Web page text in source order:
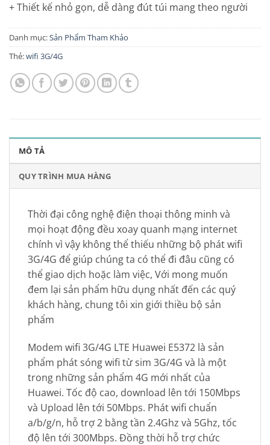
+ Thiết kế nhỏ gọn, dễ dàng đút túi mang theo người
Danh mục:Sản Phẩm Tham Khảo
Thẻ:wifi 3G/4G
MÔ TẢ
QUY TRÌNH MUA HÀNG
Thời đại công nghệ điện thoại thông minh và
mọi hoạt động đều xoay quanh mạng internet
chính vì vậy không thể thiếu những bộ phát wifi
3G/4G để giúp chúng ta có thể đi đâu cũng có
thể giao dịch hoặc làm việc, Với mong muốn
đem lại sản phẩm hữu dụng nhất đến các quý
khách hàng, chung tôi xin giới thiều bộ sản
phẩm
Modem wifi 3G/4G LTE Huawei E5372 là sản
phẩm phát sóng wifi từ sim 3G/4G và là một
trong những sản phẩm 4G mới nhất của
Huawei. Tốc độ cao, download lên tới 150Mbps
và Upload lên tới 50Mbps. Phát wifi chuẩn
a/b/g/n, hỗ trợ 2 bằng tần 2.4Ghz và 5Ghz, tốc
độ lên tới 300Mbps. Đồng thời hỗ trợ chức